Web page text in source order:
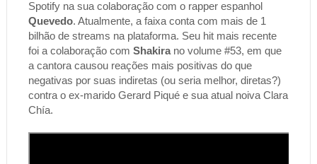
Spotify na sua colaboração com o rapper espanhol
Quevedo. Atualmente, a faixa conta com mais de 1
bilhão de streams na plataforma. Seu hit mais recente
foi a colaboração com Shakirano volume #53, em que
a cantora causou reações mais positivas do que
negativas por suas indiretas (ou seria melhor, diretas?)
contra o ex-marido Gerard Piqué e sua atual noiva Clara
Chía.